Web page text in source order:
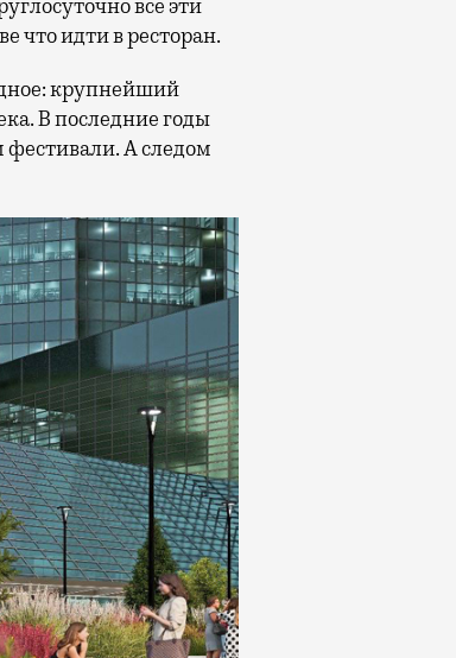
все эти
что идти в ресторан.
крупнейший
В последние годы
фестивали. А следом